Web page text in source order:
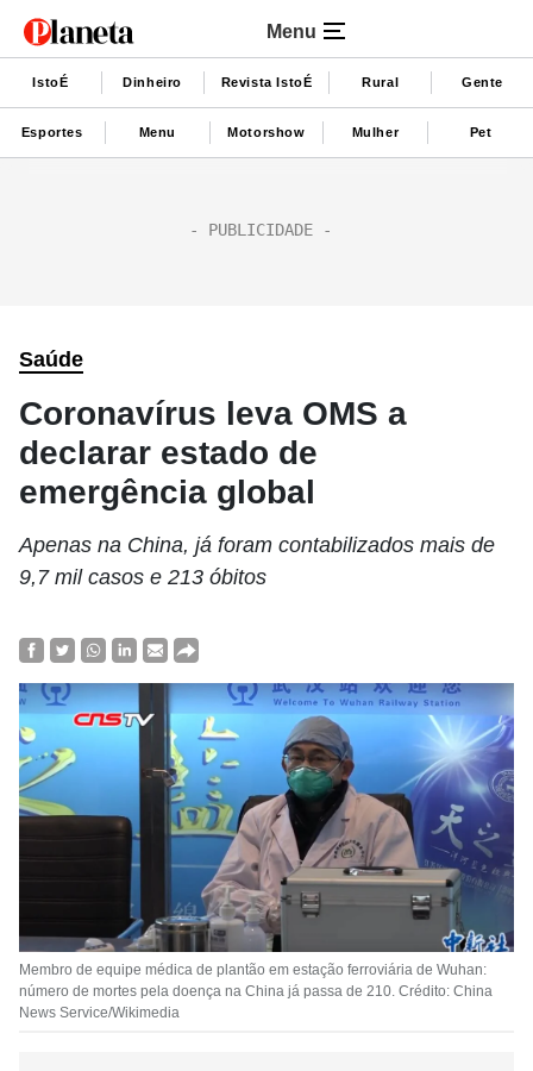
Menu
IstoÉ Dinheiro Revista IstoÉ Rural Gente
Esportes Menu Motorshow Mulher Pet
Saúde
Coronavírus leva OMS a
declarar estado de
emergência global
Apenas na China, já foram contabilizados mais de
9,7 mil casos e 213 óbitos
Membro de equipe médica de plantão em estação ferroviária de Wuhan:
número de mortes pela doença na China já passa de 210. Crédito: China
News Service/Wikimedia